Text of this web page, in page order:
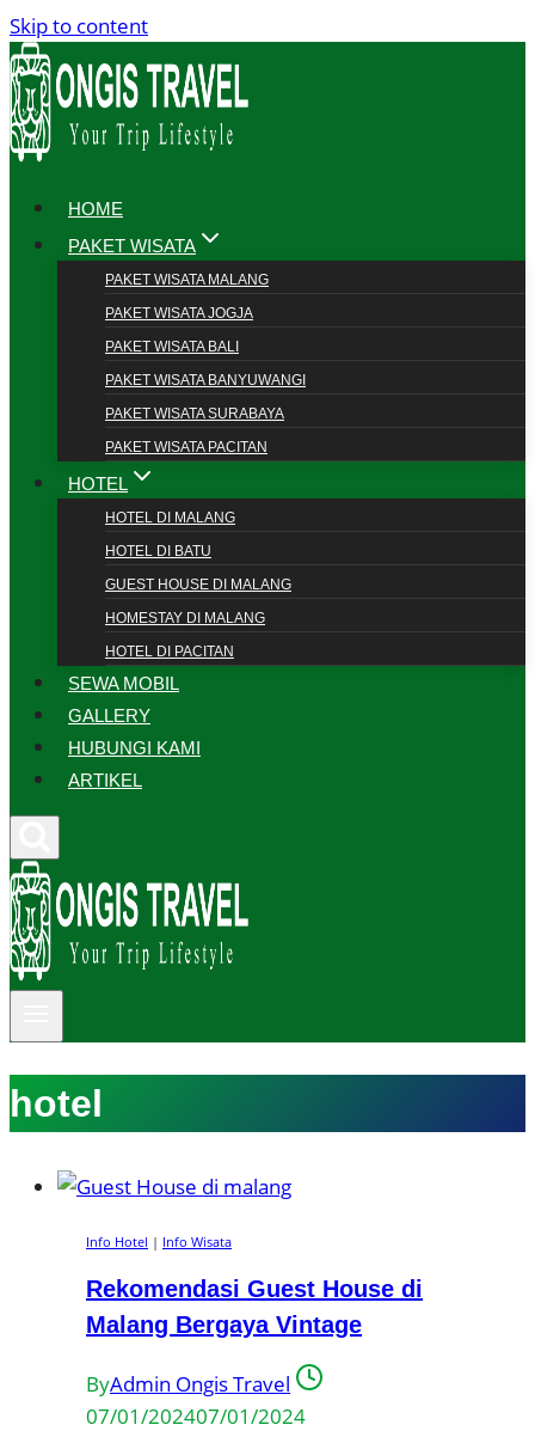
Skip to content
HOME
PAKET WISATA
PAKET WISATA MALANG
PAKET WISATA JOGJA
PAKET WISATA BALI
PAKET WISATA BANYUWANGI
PAKET WISATA SURABAYA
PAKET WISATA PACITAN
HOTEL
HOTEL DI MALANG
HOTEL DI BATU
GUEST HOUSE DI MALANG
HOMESTAY DI MALANG
HOTEL DI PACITAN
SEWA MOBIL
GALLERY
HUBUNGI KAMI
ARTIKEL
hotel
Info Hotel | Info Wisata
Rekomendasi Guest House di
Malang Bergaya Vintage
ByAdmin Ongis Travel
07/01/202407/01/2024